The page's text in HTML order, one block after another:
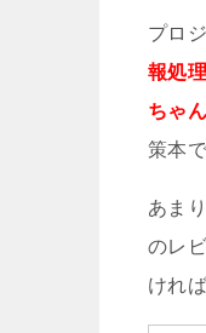
プロ
報処
ちゃん
策本で
あま
のレ
けれ